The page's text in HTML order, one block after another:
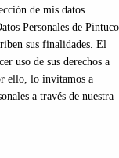
de mis datos
Personales de Pintuco
sus finalidades. El
uso de sus derechos a
ello, lo invitamos a
a través de nuestra